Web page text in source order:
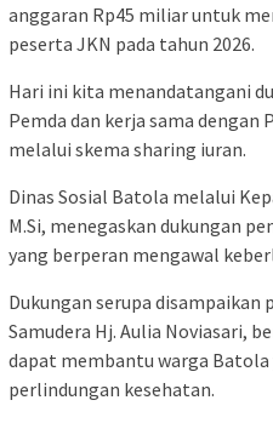
anggaran Rp45 miliar untuk
peserta JKN pada tahun 2026.
Hari ini kita menandatangani
Pemda dan kerja sama dengan
melalui skema sharing iuran.
Dinas Sosial Batola melalui
M.Si, menegaskan dukungan
yang berperan mengawal
Dukungan serupa disampaikan
Samudera Hj. Aulia Noviasari,
dapat membantu warga
perlindungan kesehatan.